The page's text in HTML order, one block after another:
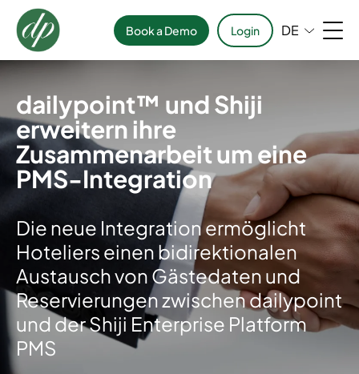
Book a Demo Login DE
dailypoint™ und Shiji
erweitern ihre
Zusammenarbeit um eine
PMS-Integration
Die neue Integration ermöglicht
Hoteliers einen bidirektionalen
Austausch von Gästedaten und
Reservierungen zwischen dailypoint
und der Shiji Enterprise Platform
PMS